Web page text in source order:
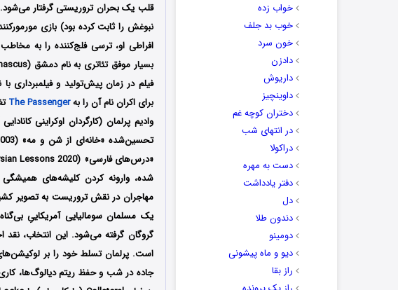
خواب زده
خوب بد جلف
خون سرد
دادزن
داریوش
داوینچیز
دختران کوچه غم
در انتهای شب
دراکولا
دست به مهره
دفتر یادداشت
دل
دندون طلا
دومینو
دیو و ماه پیشونی
راز بقا
نبوغش را ثابت کرده بود) بازی
افراطی او، ترسی فلج‌کننده را به مخاطب
برای اکران نام آن را بهThe Passenger
وادیم پرلمان (کارگردان اوکراینی
شده، وارونه کردن کلیشه‌های همیشگی
مهاجران در نقش تروریست به تصویر
یک مسلمان سومالیایی آمریکاییِ
گروگان گرفته می‌شود. این انتخاب، نقد
است. پرلمان تسلط خود را بر
جاده در شب و حفظ ریتم دیالوگ‌ها،